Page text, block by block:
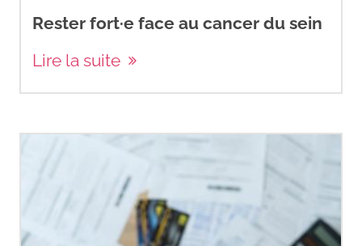
Rester fort·e face au cancer du sein
Lire la suite